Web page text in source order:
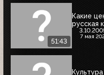
51:43
Какие
русская
7 мая